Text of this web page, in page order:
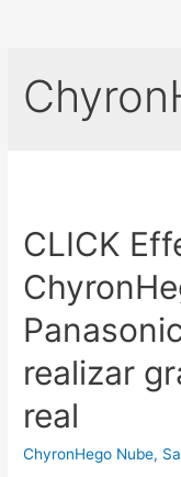
CLICK
realizar
real
ChyronHego Nube,